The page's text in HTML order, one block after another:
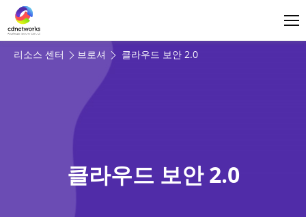
리소스 센터 브로셔 클라우드 보안 2.0
클라우드 보안 2.0